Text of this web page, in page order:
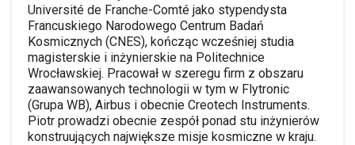
Université de Franche-Comté jako stypendysta
Francuskiego Narodowego Centrum Badań
Kosmicznych (CNES), kończąc wcześniej studia
magisterskie i inżynierskie na Politechnice
Wrocławskiej. Pracował w szeregu firm z obszaru
zaawansowanych technologii w tym w Flytronic
(Grupa WB), Airbus i obecnie Creotech Instruments.
Piotr prowadzi obecnie zespół ponad stu inżynierów
konstruujących największe misje kosmiczne w kraju.